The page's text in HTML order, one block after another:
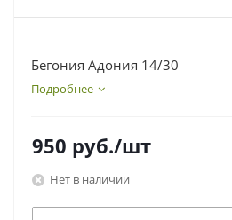
Бегония Адония 14/30
Подробнее
950 руб./шт
Нет в наличии